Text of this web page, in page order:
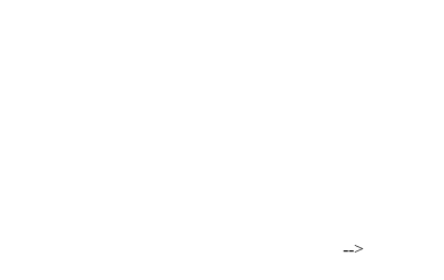
-->